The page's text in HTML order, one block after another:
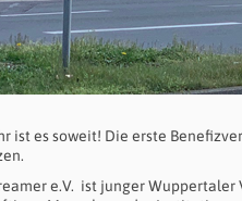
ist es soweit! Die erste
e.V. ist junger